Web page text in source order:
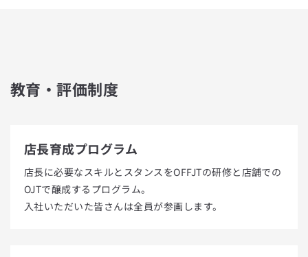
教育・評価制度
店長育成プログラム
店長に必要なスキルとスタンスをOFFJTの研修と店舗での
OJTで醸成するプログラム。
入社いただいた皆さんは全員が参画します。